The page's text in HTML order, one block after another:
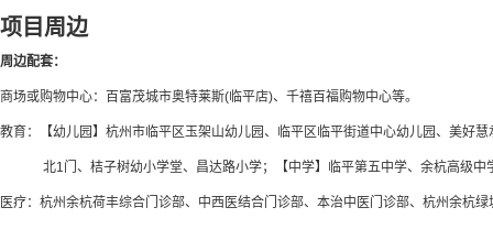
项目周边
周边配套：
商场或购物中心：百富茂城市奥特莱斯(临平店)、千禧百福购物中心等。
教育：【幼儿园】杭州市临平区玉架山幼儿园、临平区临平街道中心幼儿园、美好
北1门、桔子树幼小学堂、昌达路小学；【中学】临平第五中学、余杭高级中
医疗：杭州余杭荷丰综合门诊部、中西医结合门诊部、本治中医门诊部、杭州余杭